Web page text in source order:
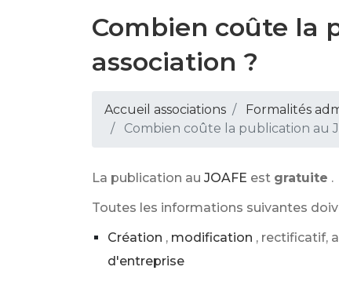
Combien coûte la
association ?
Accueil associations Formalités
Combien coûte la publication au
La publication au JOAFE est gratuite .
Toutes les informations suivantes
Création , modification , rectificatif,
d'entreprise